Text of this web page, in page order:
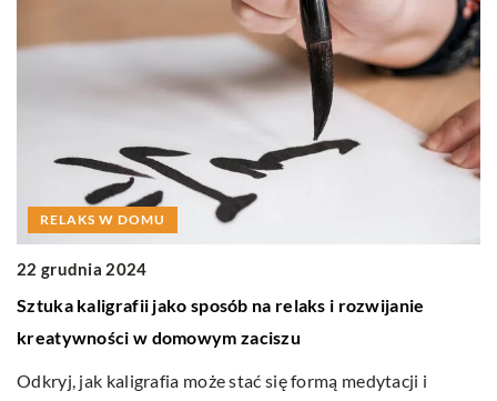
RELAKS W DOMU
22 grudnia 2024
Sztuka kaligrafii jako sposób na relaks i rozwijanie
kreatywności w domowym zaciszu
Odkryj, jak kaligrafia może stać się formą medytacji i